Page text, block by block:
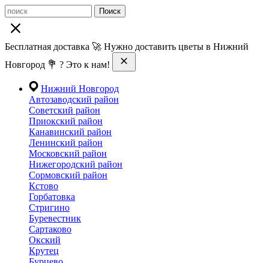
Поиск
Бесплатная доставка 🚀 Нужно доставить цветы в Нижний
Новгород 💐 ? Это к нам!
Нижний Новгород
Автозаводский район
Советский район
Приокский район
Канавинский район
Ленинский район
Московский район
Нижегородский район
Сормовский район
Кстово
Горбатовка
Стригино
Буревестник
Сартаково
Окский
Крутец